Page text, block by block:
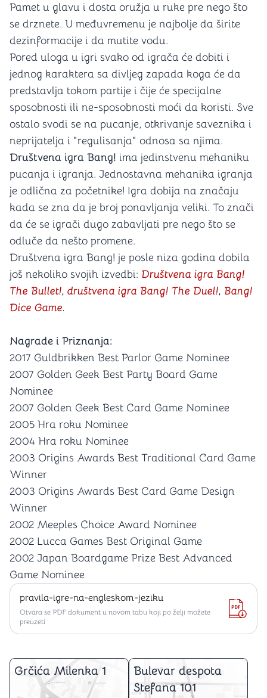
Pamet u glavu i dosta oružja u ruke pre nego što
se drznete. U međuvremenu je najbolje da širite
dezinformacije i da mutite vodu.
Pored uloga u igri svako od igrača će dobiti i
jednog karaktera sa divljeg zapada koga će da
predstavlja tokom partije i čije će specijalne
sposobnosti ili ne-sposobnosti moći da koristi. Sve
ostalo svodi se na pucanje, otkrivanje saveznika i
neprijatelja i "regulisanja" odnosa sa njima.
Društvena igra Bang! ima jedinstvenu mehaniku
pucanja i igranja. Jednostavna mehanika igranja
je odlična za početnike! Igra dobija na značaju
kada se zna da je broj ponavljanja veliki. To znači
da će se igrači dugo zabavljati pre nego što se
odluče da nešto promene.
Društvena igra Bang! je posle niza godina dobila
još nekoliko svojih izvedbi: Društvena igra Bang!
The Bullet!, društvena igra Bang! The Duel!, Bang!
Dice Game.
Nagrade i Priznanja:
2017 Guldbrikken Best Parlor Game Nominee
2007 Golden Geek Best Party Board Game
Nominee
2007 Golden Geek Best Card Game Nominee
2005 Hra roku Nominee
2004 Hra roku Nominee
2003 Origins Awards Best Traditional Card Game
Winner
2003 Origins Awards Best Card Game Design
Winner
2002 Meeples Choice Award Nominee
2002 Lucca Games Best Original Game
2002 Japan Boardgame Prize Best Advanced
Game Nominee
pravila-igre-na-engleskom-jeziku
Otvara se PDF dokument u novom tabu koji po želji možete
preuzeti
Grčića Milenka 1
Bulevar despota
Stefana 101